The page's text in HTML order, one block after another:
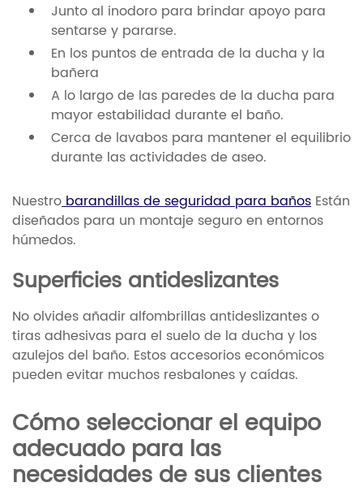
Junto al inodoro para brindar apoyo para
sentarse y pararse.
En los puntos de entrada de la ducha y la
bañera
A lo largo de las paredes de la ducha para
mayor estabilidad durante el baño.
Cerca de lavabos para mantener el equilibrio
durante las actividades de aseo.
Nuestrobarandillas de seguridad para baños Están
diseñados para un montaje seguro en entornos
húmedos.
Superficies antideslizantes
No olvides añadir alfombrillas antideslizantes o
tiras adhesivas para el suelo de la ducha y los
azulejos del baño. Estos accesorios económicos
pueden evitar muchos resbalones y caídas.
Cómo seleccionar el equipo
adecuado para las
necesidades de sus clientes